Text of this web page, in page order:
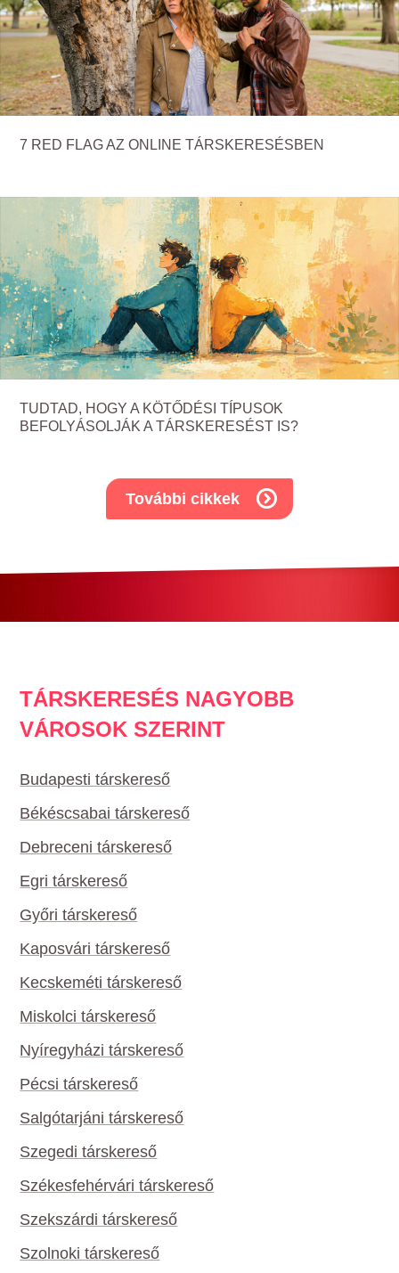
7 RED FLAG AZ ONLINE TÁRSKERESÉSBEN
TUDTAD, HOGY A KÖTŐDÉSI TÍPUSOK
BEFOLYÁSOLJÁK A TÁRSKERESÉST IS?
További cikkek
TÁRSKERESÉS NAGYOBB
VÁROSOK SZERINT
Budapesti társkereső
Békéscsabai társkereső
Debreceni társkereső
Egri társkereső
Győri társkereső
Kaposvári társkereső
Kecskeméti társkereső
Miskolci társkereső
Nyíregyházi társkereső
Pécsi társkereső
Salgótarjáni társkereső
Szegedi társkereső
Székesfehérvári társkereső
Szekszárdi társkereső
Szolnoki társkereső